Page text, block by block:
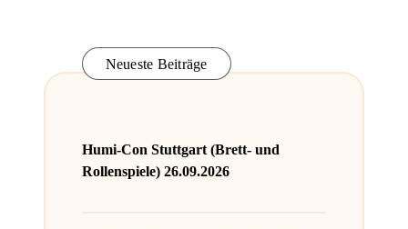
Neueste Beiträge
Humi-Con Stuttgart (Brett- und
Rollenspiele) 26.09.2026